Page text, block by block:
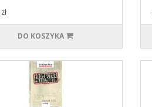
DO KOSZYKA